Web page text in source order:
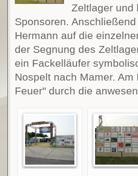
Zeltlager und
Sponsoren.
Hermann auf die
der Segnung des
ein Fackelläufer
Nospelt nach Mamer.
Feuer" durch die